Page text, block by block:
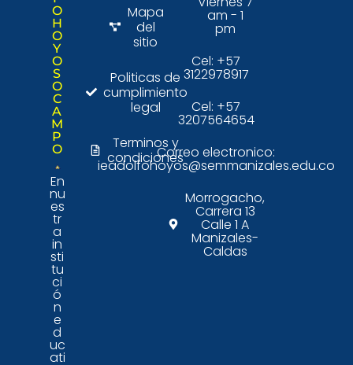
O
H
O
Y
O
S
O
C
A
M
P
O
En
nu
es
tr
a
in
sti
tu
ci
ó
n
e
d
uc
ati
Mapa
del
sitio
Politicas de
cumplimiento
legal
Terminos y
condiciones
am - 1
pm
Cel: +57
3122978917
Cel: +57
3207564654
Correo electronico:
ieadolfohoyos@semmanizales.edu.co
Morrogacho,
Carrera 13
Calle 1 A
Manizales-
Caldas